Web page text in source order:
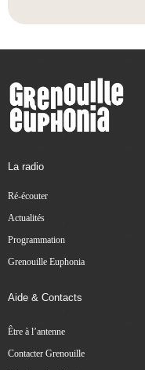
La radio
Ré-écouter
Actualités
Programmation
Grenouille Euphonia
Aide & Contacts
Être à l’antenne
Contacter Grenouille